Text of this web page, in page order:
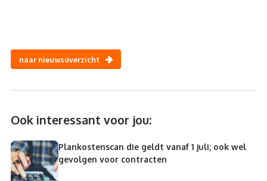
naar nieuwsoverzicht
Ook interessant voor jou:
Plankostenscan die geldt vanaf 1 juli; ook wel
gevolgen voor contracten